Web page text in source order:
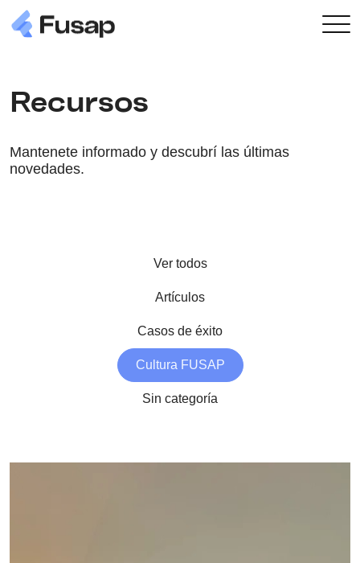
Recursos
Mantenete informado y descubrí las últimas
novedades.
Ver todos
Artículos
Casos de éxito
Cultura FUSAP
Sin categoría